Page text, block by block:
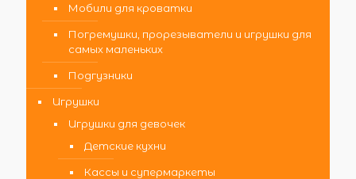
Мобили для кроватки
Погремушки, прорезыватели и игрушки для
самых маленьких
Подгузники
Игрушки
Игрушки для девочек
Детские кухни
Кассы и супермаркеты